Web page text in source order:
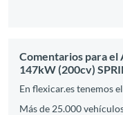
Comentarios para el
147kW (200cv)
En flexicar.es tenemos
Más de 25.000